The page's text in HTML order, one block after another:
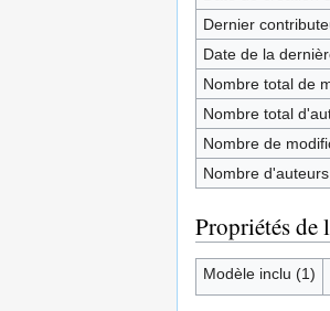
Dernier
Date de la
Nombre total de
Nombre total
Nombre de
Nombre
Propriétés de
Modèle inclu (1)